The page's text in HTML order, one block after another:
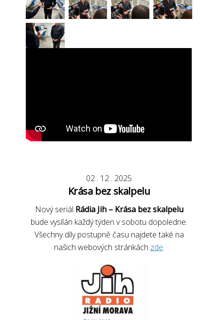
02 . 12 . 2025
Krása bez skalpelu
Nový seriál Rádia Jih – Krása bez skalpelu
bude vysílán každý týden v sobotu dopoledne.
Všechny díly postupně času najdete také na
našich webových stránkách zde.